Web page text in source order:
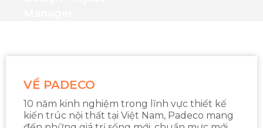
VỀ PADECO
10 năm kinh nghiệm trong lĩnh vực thiết kế
kiến trúc nội thất tại Việt Nam, Padeco mang